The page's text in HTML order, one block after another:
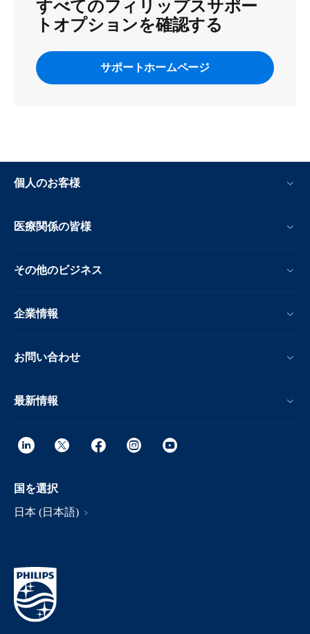
すべてのフィリップスサポー
トオプションを確認する
サポートホームページ
個人のお客様
医療関係の皆様
その他のビジネス
企業情報
お問い合わせ
最新情報
国を選択
日本 (日本語)